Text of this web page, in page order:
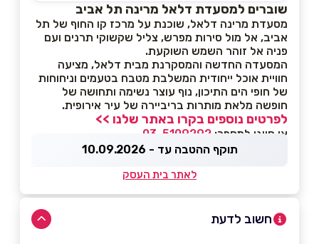
שוברים למסעדת דלאל מרינה תל אביב
מסעדת מרינה דלאל, שוכנת על מרכז קו החוף של תל
אביב, אל מול סירות מפרש, צליל שקשוקי תרנים ועם
פניה אל זוהר השמש השוקעת.
המסעדה החדשה והמסקרנת מבית דלאל, מציעה
חוויית אוכל ייחודית המשלבת מטבח בטעמים וניחוחות
של חופי הים התיכון, נוף עוצר נשימה ותחושה של
חופשה מלאת מותרות בריביירה של עיר אירופית.
לפרטים נוספים בקרו באתר שלנו >>
או חייגו למספר: 03-5109292
תוקף ההטבה עד - 10.09.2026
לאתר בית העסק
חשוב לדעת